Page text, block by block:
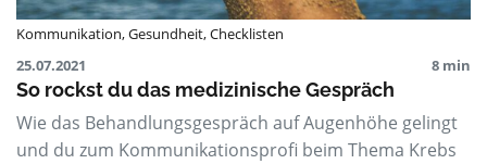
Kommunikation,Gesundheit,Checklisten
25.07.2021
8 min
So rockst du das medizinische Gespräch
Wie das Behandlungsgespräch auf Augenhöhe gelingt
und du zum Kommunikationsprofi beim Thema Krebs